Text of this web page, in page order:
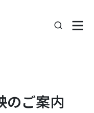
のご案内